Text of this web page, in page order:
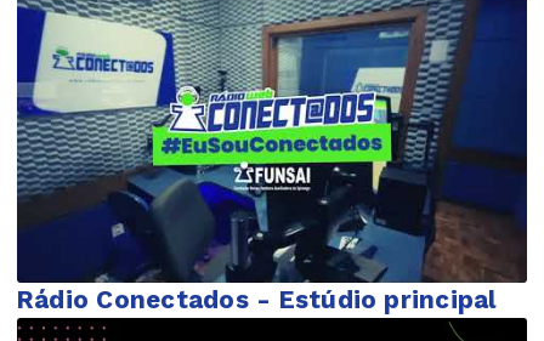
Rádio Conectados - Estúdio principal